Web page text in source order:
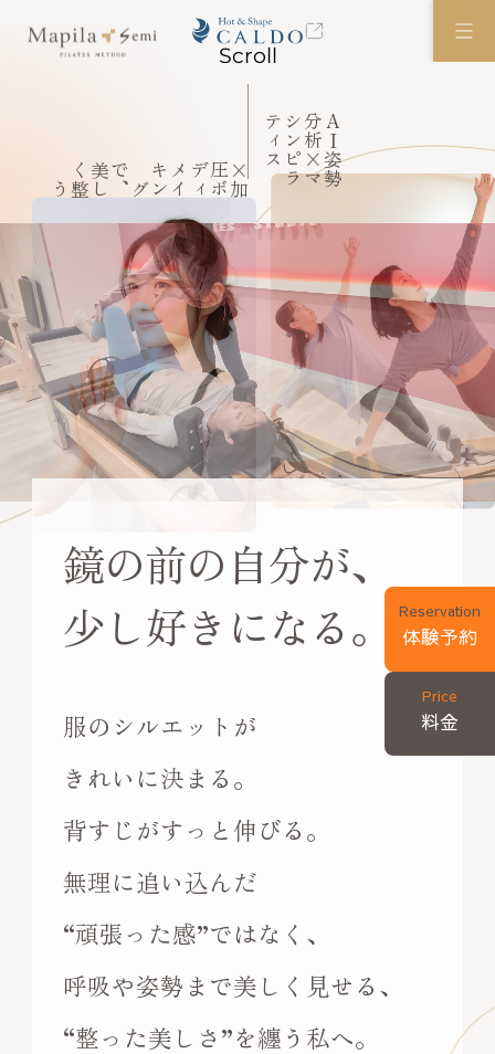
Concept
コンセプト
Benefit
ポイント
Service
サービスについて
Price
価格
FAQ
よくある質問
A
I
姿
勢
分
析
×
マ
シ
ン
ピ
ラ
テ
ィ
ス
×
加 圧
ボ デ
ィ メ
イ キ
ング で
、 美
し く
整う
Scroll
鏡の前の自分が、
少し好きになる。
服のシルエットが
きれいに決まる。
背すじがすっと伸びる。
無理に追い込んだ
“頑張った感”ではなく、
呼吸や姿勢まで美しく見せる、
“整った美しさ”を纏う私へ。
Reservation
体験予約
Price
料金